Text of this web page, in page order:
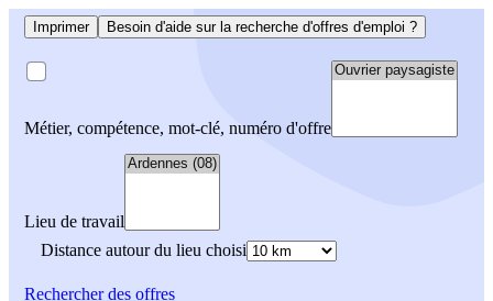
Imprimer Besoin d'aide sur la recherche d'offres d'emploi ?
Métier, compétence, mot-clé, numéro d'offre
Lieu de travail
Distance autour du lieu choisi
Rechercherdes offres